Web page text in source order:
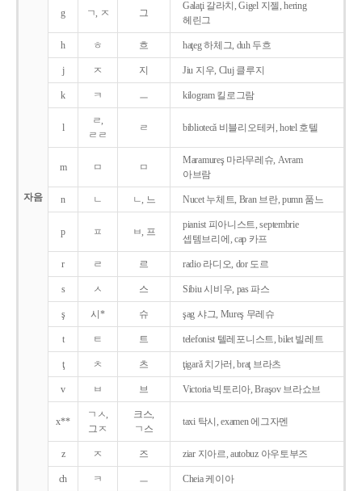
자음
g ㄱ, ㅈ 그
Galaţi 갈라치, Gigel 지젤, hering
헤린그
h ㅎ 흐 haţeg 하체그, duh 두흐
j ㅈ 지 Jiu 지우, Cluj 클루지
k ㅋ ㅡ kilogram 킬로그람
l
ㄹ,
ㄹㄹ
ㄹ bibliotecǎ 비블리오테커, hotel 호텔
m ㅁ ㅁ
Maramureş 마라무레슈, Avram
아브람
n ㄴ ㄴ, 느 Nucet 누체트, Bran 브란, pumn 품느
p ㅍ ㅂ, 프
pianist 피아니스트, septembrie
셉템브리에, cap 카프
r ㄹ 르 radio 라디오, dor 도르
s ㅅ 스 Sibiu 시비우, pas 파스
ş 시* 슈 şag 샤그, Mureş 무레슈
t ㅌ 트 telefonist 텔레포니스트, bilet 빌레트
ţ ㅊ 츠 ţigarǎ 치가러, braţ 브라츠
v ㅂ 브 Victoria 빅토리아, Braşov 브라쇼브
x**
ㄱㅅ,
그ㅈ
크스,
ㄱ스
taxi 탁시, examen 에그자멘
z ㅈ 즈 ziar 지아르, autobuz 아우토부즈
ch ㅋ ㅡ Cheia 케이아